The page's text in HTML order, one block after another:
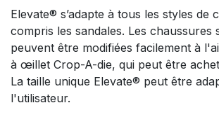
Elevate® s’adapte à tous les styles de
compris les sandales. Les
peuvent être modifiées facilement à
à œillet Crop-A-die, qui peut être
La taille unique Elevate® peut être
l'utilisateur.